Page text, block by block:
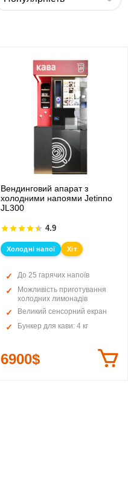
Вендинговий апарат з
холодними напоями Jetinno
JL300
4.9
Холодні напої Хіт
До 25 гарячих напоїв
Можливість приготування
холодних лимонадів
Великий сенсорний екран
Бункер для кави: 4 кг
6900$